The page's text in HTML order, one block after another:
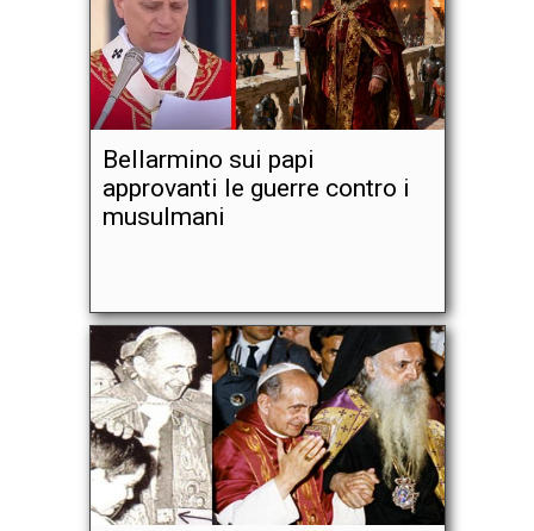
Bellarmino sui papi
approvanti le guerre contro i
musulmani